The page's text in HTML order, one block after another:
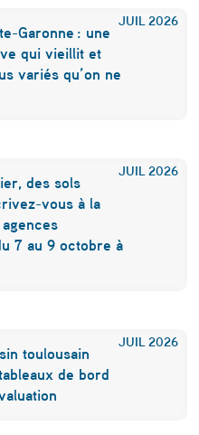
JUIL 2026
Garonne : une
qui vieillit et
variés qu’on ne
JUIL 2026
des sols
vous à la
7 au 9 octobre à
JUIL 2026
toulousain
de bord